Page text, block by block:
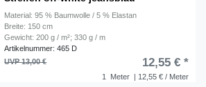
Material: 95 % Baumwolle / 5 % Elastan
Breite: 150 cm
Gewicht: 200 g / m²; 330 g / m
Artikelnummer: 465 D
1 Meter | 12,55 € / Meter
UVP 13,00 € 12,55 € *